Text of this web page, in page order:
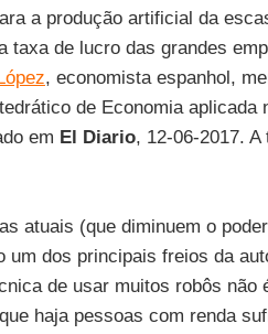
a produção artificial da
de lucro das grandes
, economista espanhol,
de Economia aplicada
em El Diario, 12-06-2017. A
atuais (que diminuem o
dos principais freios da
de usar muitos robôs não
haja pessoas com renda